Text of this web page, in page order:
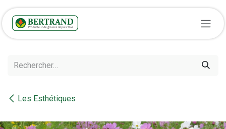
Se rendre au contenu
Les Esthétiques